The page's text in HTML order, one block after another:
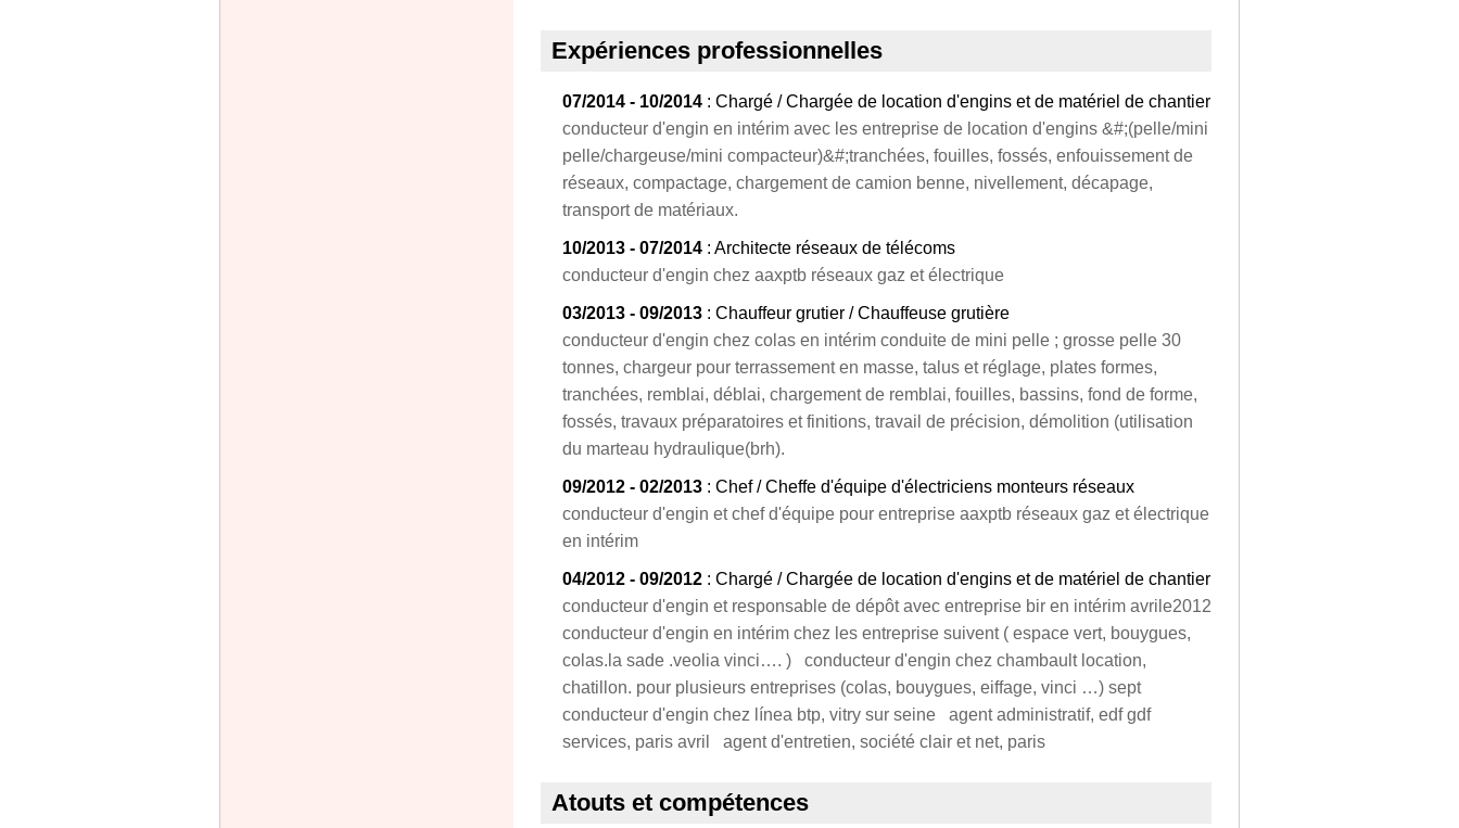
Expériences professionnelles
07/2014 - 10/2014 : Chargé / Chargée de location d'engins et de matériel de chantier
conducteur d'engin en intérim avec les entreprise de location d'engins &#;(pelle/mini
pelle/chargeuse/mini compacteur)&#;tranchées, fouilles, fossés, enfouissement de
réseaux, compactage, chargement de camion benne, nivellement, décapage,
transport de matériaux.
10/2013 - 07/2014 : Architecte réseaux de télécoms
conducteur d'engin chez aaxptb réseaux gaz et électrique
03/2013 - 09/2013 : Chauffeur grutier / Chauffeuse grutière
conducteur d'engin chez colas en intérim conduite de mini pelle ; grosse pelle 30
tonnes, chargeur pour terrassement en masse, talus et réglage, plates formes,
tranchées, remblai, déblai, chargement de remblai, fouilles, bassins, fond de forme,
fossés, travaux préparatoires et finitions, travail de précision, démolition (utilisation
du marteau hydraulique(brh).
09/2012 - 02/2013 : Chef / Cheffe d'équipe d'électriciens monteurs réseaux
conducteur d'engin et chef d'équipe pour entreprise aaxptb réseaux gaz et électrique
en intérim
04/2012 - 09/2012 : Chargé / Chargée de location d'engins et de matériel de chantier
conducteur d'engin et responsable de dépôt avec entreprise bir en intérim avrile2012
conducteur d'engin en intérim chez les entreprise suivent ( espace vert, bouygues,
colas.la sade .veolia vinci…. ) conducteur d'engin chez chambault location,
chatillon. pour plusieurs entreprises (colas, bouygues, eiffage, vinci …) sept
conducteur d'engin chez línea btp, vitry sur seine agent administratif, edf gdf
services, paris avril agent d'entretien, société clair et net, paris
Atouts et compétences